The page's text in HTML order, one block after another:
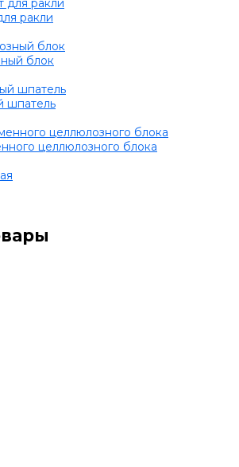
ракли
блок
шпатель
целлюлозного блока